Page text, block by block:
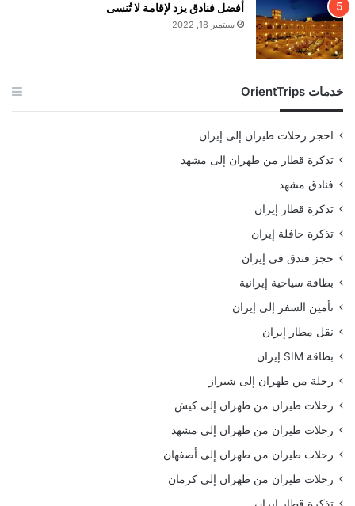
أفضل فنادق يزد لإقامة لا تُنسى
سبتمبر 18, 2022
خدمات OrientTrips
احجز رحلات طيران إلى إيران
تذكرة قطار من طهران إلى مشهد
فنادق مشهد
تذكرة قطار إيران
تذكرة حافلة إيران
حجز فندق في إيران
بطاقة سياحية إيرانية
تأمين السفر إلى إيران
نقل مطار إيران
بطاقة SIM إيران
رحلة من طهران إلى شيراز
رحلات طيران من طهران إلى كيش
رحلات طيران من طهران إلى مشهد
رحلات طيران من طهران إلى أصفهان
رحلات طيران من طهران إلى كرمان